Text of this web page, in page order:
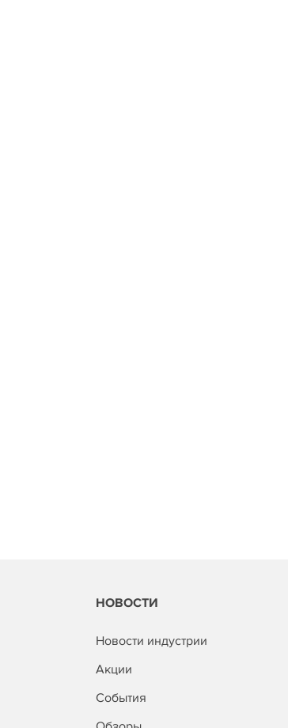
НОВОСТИ
Новости индустрии
Акции
События